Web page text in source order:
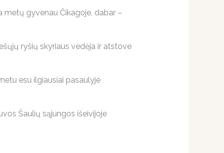
metų gyvenau Čikagoje, dabar –
ryšių skyriaus vedėja ir atstove
esu ilgiausiai pasaulyje
Šaulių sąjungos išeivijoje